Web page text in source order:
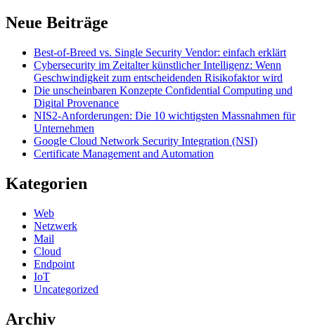
Neue Beiträge
Best-of-Breed vs. Single Security Vendor: einfach erklärt
Cybersecurity im Zeitalter künstlicher Intelligenz: Wenn
Geschwindigkeit zum entscheidenden Risikofaktor wird
Die unscheinbaren Konzepte Confidential Computing und
Digital Provenance
NIS2-Anforderungen: Die 10 wichtigsten Massnahmen für
Unternehmen
Google Cloud Network Security Integration (NSI)
Certificate Management and Automation
Kategorien
Web
Netzwerk
Mail
Cloud
Endpoint
IoT
Uncategorized
Archiv